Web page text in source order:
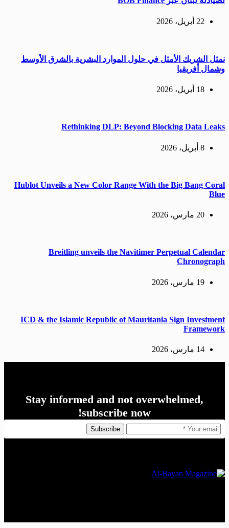
22 أبريل، 2026
نمثل الشريك الأمثل في حلول الموارد البشرية بالشرق الأوسط
وشمال أفريقيا
18 أبريل، 2026
Rethinking DLP: Beyond Blocking Data Leaks
8 أبريل، 2026
Hublot Unveils a New Color Range With the Big Bang Coral
Blue
20 مارس، 2026
Breitling unveils the Navitimer Perpetual Calendar
Chronograph
19 مارس، 2026
ICD & the Islamic Republic of Mauritania Sign Investment
Framework
14 مارس، 2026
Stay informed and not overwhelmed,
subscribe now!
Subscribe